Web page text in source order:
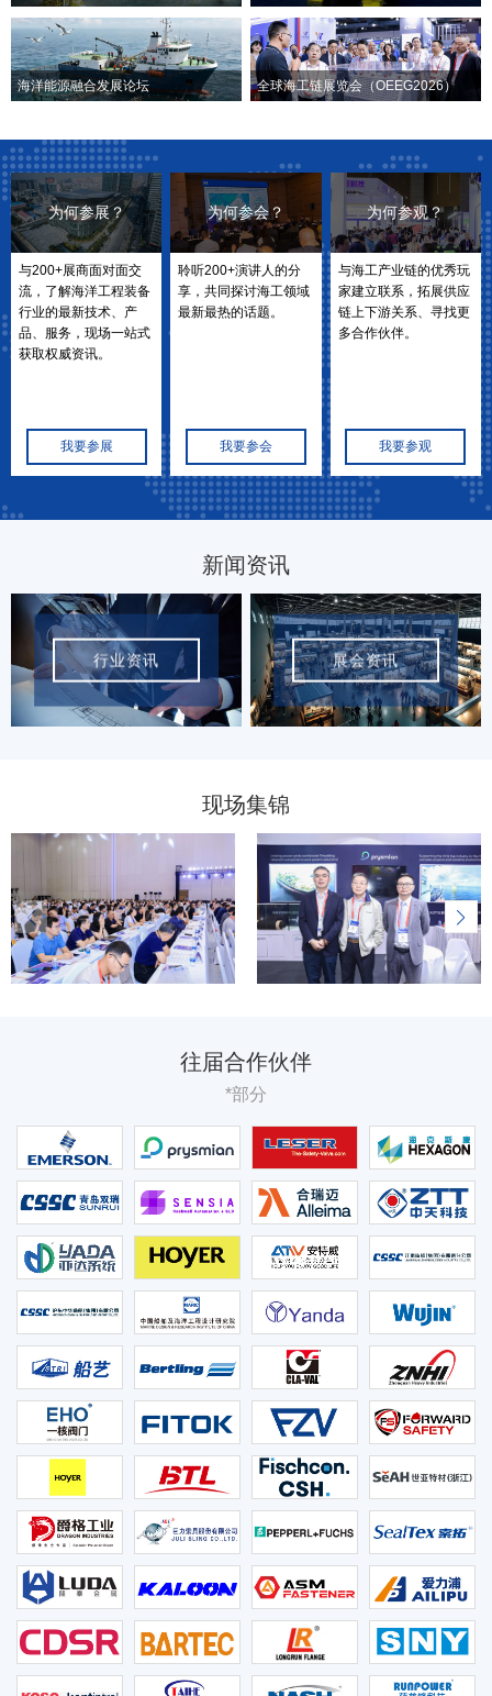
海洋能源融合发展论坛 全球海工链展览会（OEEG2026）
为何参展？
与200+展商面对面交
流，了解海洋工程装备
行业的最新技术、产
品、服务，现场一站式
获取权威资讯。
我要参展
为何参会？
聆听200+演讲人的分
享，共同探讨海工领域
最新最热的话题。
我要参会
为何参观？
与海工产业链的优秀玩
家建立联系，拓展供应
链上下游关系、寻找更
多合作伙伴。
我要参观
新闻资讯
行业资讯 展会资讯
现场集锦
往届合作伙伴
*部分